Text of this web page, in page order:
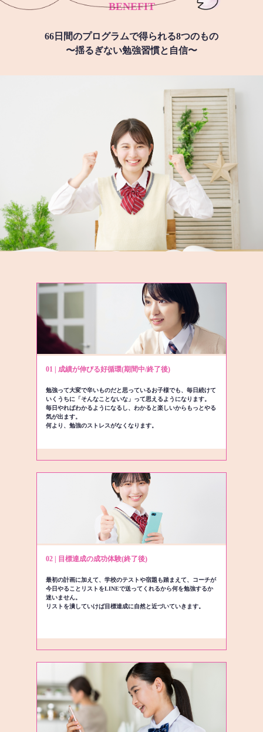
BENEFIT
66日間のプログラムで得られる8つのもの
〜揺るぎない勉強習慣と自信〜
01 | 成績が伸びる好循環(期間中/終了後)
勉強って大変で辛いものだと思っているお子様でも、毎日続けて
いくうちに「そんなことないな」って思えるようになります。
毎日やればわかるようになるし、わかると楽しいからもっとやる
気が出ます。
何より、勉強のストレスがなくなります。
02 | 目標達成の成功体験(終了後)
最初の計画に加えて、学校のテストや宿題も踏まえて、コーチが
今日やることリストをLINEで送ってくれるから何を勉強するか
迷いません。
リストを潰していけば目標達成に自然と近づいていきます。